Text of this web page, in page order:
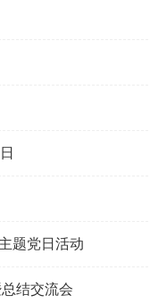
题党日活动
结交流会